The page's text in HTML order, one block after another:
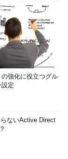
強化に役立つグル
定
ないActive Direct